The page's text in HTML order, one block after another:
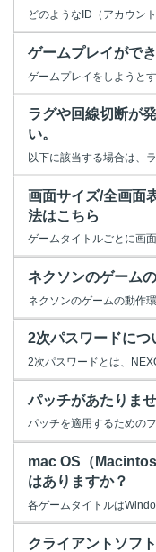
ゲームプレイがで
ラグや回線切断が
い。
画面サイズ/全画面
法はこちら
ネクソンのゲーム
2次パスワードにつ
パッチがあたりま
mac OS（
はありますか？
クライアントソフ